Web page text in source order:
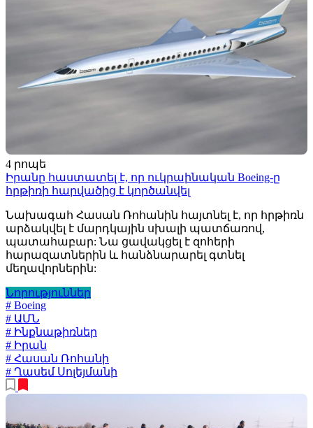
4 րոպե
Իրանը հաստատել է, որ ուկրաինական Boeing-ը
հրթիռի հարվածից է կործանվել
Նախագահ Հասան Ռոհանին հայտնել է, որ հրթիռն
արձակվել է մարդկային սխալի պատճառով,
պատահաբար: Նա ցավակցել է զոհերի
հարազատներին և հանձնարարել գտնել
մեղավորներին:
Նորություններ
# Boeing
# ԱՄՆ
# Ինքնաթիռներ
# Իրան
# Հասան Ռոհանի
# Ղասեմ Սոլեյմանի